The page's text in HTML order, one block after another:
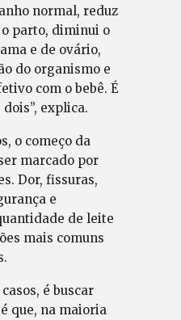
normal, reduz
parto, diminui o
e de ovário,
do organismo e
com o bebê. É
explica.
o começo da
marcado por
Dor, fissuras,
e
de leite
mais comuns
é buscar
que, na maioria